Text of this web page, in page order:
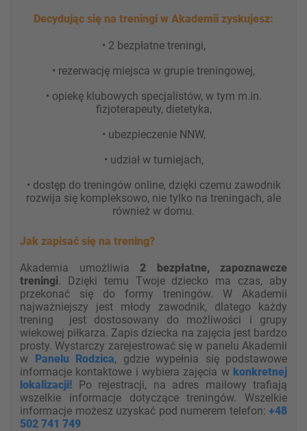
Decydując się na treningi w Akademii zyskujesz:
• 2 bezpłatne treningi,
• rezerwację miejsca w grupie treningowej,
• opiekę klubowych specjalistów, w tym m.in.
fizjoterapeuty, dietetyka,
• ubezpieczenie NNW,
• udział w turniejach,
• dostęp do treningów online, dzięki czemu zawodnik
rozwija się kompleksowo, nie tylko na treningach, ale
również w domu.
Jak zapisać się na trening?
Akademia umożliwia 2 bezpłatne, zapoznawcze
treningi. Dzięki temu Twoje dziecko ma czas, aby
przekonać się do formy treningów. W Akademii
najważniejszy jest młody zawodnik, dlatego każdy
trening jest dostosowany do możliwości i grupy
wiekowej piłkarza. Zapis dziecka na zajęcia jest bardzo
prosty. Wystarczy zarejestrować się w panelu Akademii
w Panelu Rodzica, gdzie wypełnia się podstawowe
informacje kontaktowe i wybiera zajęcia w konkretnej
lokalizacji! Po rejestracji, na adres mailowy trafiają
wszelkie informacje dotyczące treningów. Wszelkie
informacje możesz uzyskać pod numerem telefon: +48
502 741 749